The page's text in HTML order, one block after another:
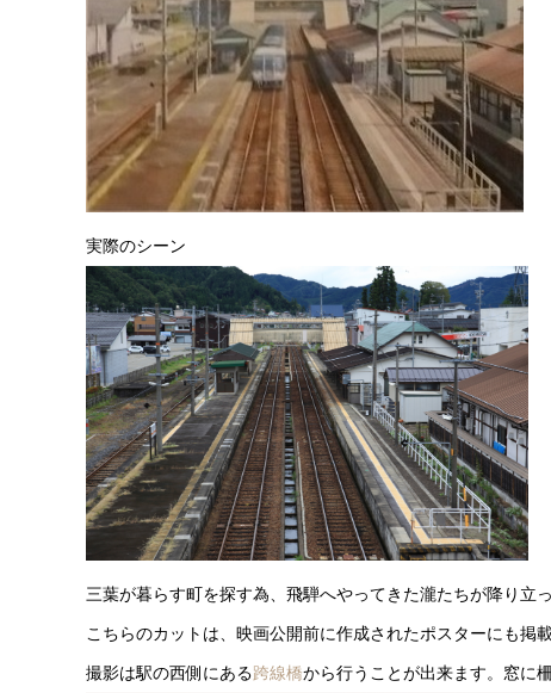
実際のシーン
三葉が暮らす町を探す為、飛騨へやってきた瀧たちが降り立っ
こちらのカットは、映画公開前に作成されたポスターにも掲
撮影は駅の西側にある跨線橋から行うことが出来ます。窓に